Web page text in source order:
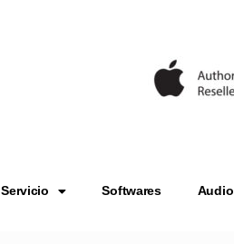
Servicio Softwares Audio